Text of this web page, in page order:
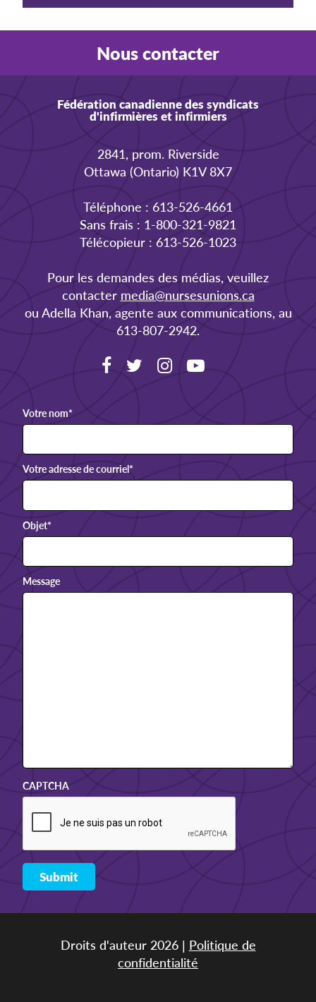
Nous contacter
Fédération canadienne des syndicats
d'infirmières et infirmiers
2841, prom. Riverside
Ottawa (Ontario) K1V 8X7
Téléphone : 613-526-4661
Sans frais : 1-800-321-9821
Télécopieur : 613-526-1023
Pour les demandes des médias, veuillez
contacter media@nursesunions.ca
ou Adella Khan, agente aux communications, au
613-807-2942.
Votre nom*
Votre adresse de courriel*
Objet*
Message
CAPTCHA
Droits d'auteur 2026 | Politique de
confidentialité